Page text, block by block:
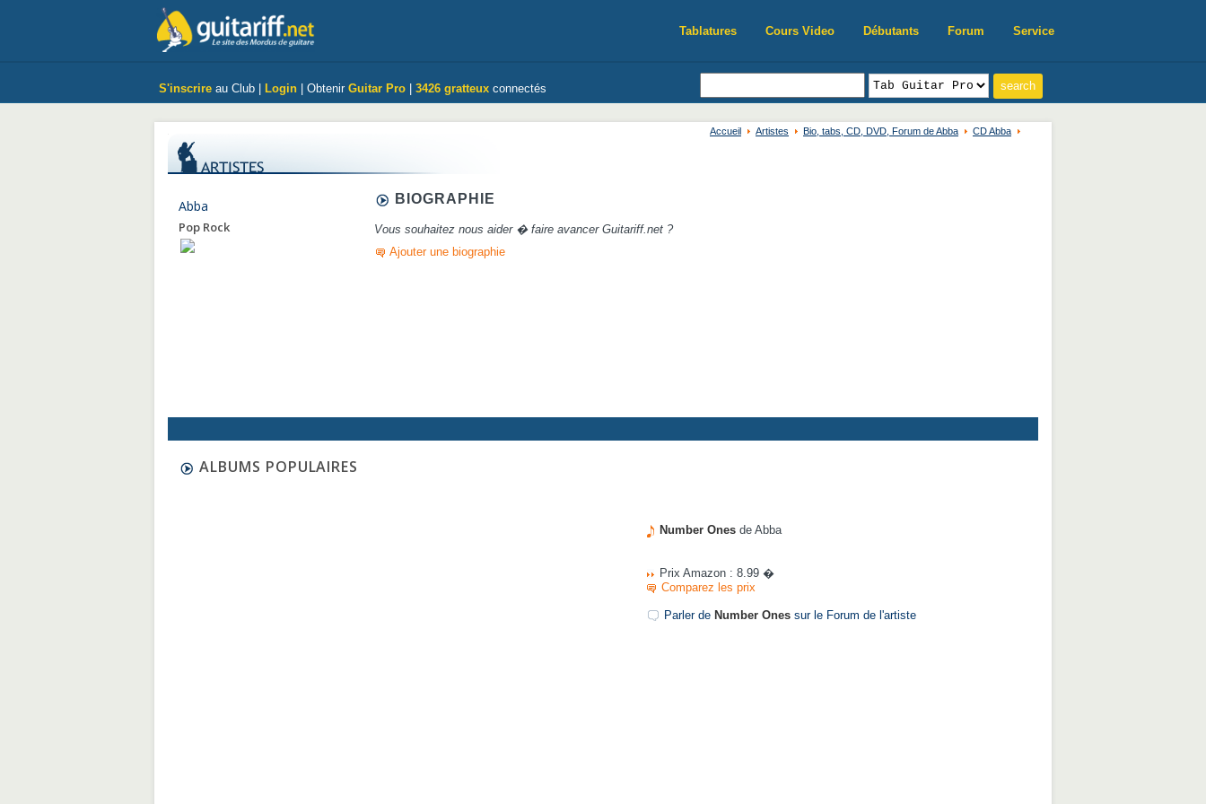
Tablatures Cours Video Débutants Forum Service
S'inscrire au Club | Login | Obtenir Guitar Pro 3426 gratteux connectés
Accueil Artistes Bio, tabs, CD, DVD, Forum de Abba CD Abba
Abba
Pop Rock
BIOGRAPHIE
Vous souhaitez nous aider � faire avancer Guitariff.net ?
Ajouter une biographie
ALBUMS POPULAIRES
Number Ones de Abba
Prix Amazon : 8.99 �
Comparez les prix
Parler de Number Ones sur le Forum de l'artiste